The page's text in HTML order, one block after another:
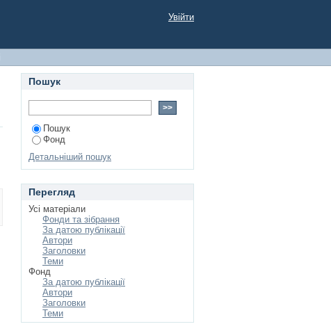
Увійти
Пошук
Пошук
Фонд
Детальніший пошук
Перегляд
Усі матеріали
Фонди та зібрання
За датою публікації
Автори
Заголовки
Теми
Фонд
За датою публікації
Автори
Заголовки
Теми